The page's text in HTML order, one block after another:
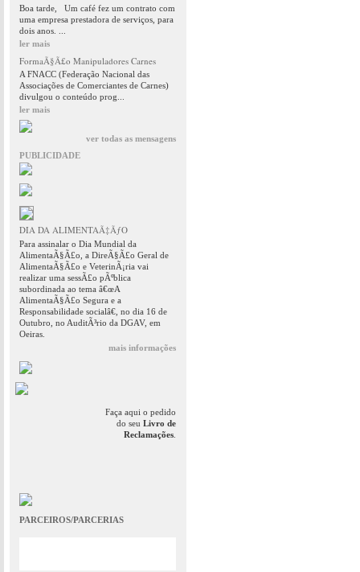
Boa tarde, Um café fez um contrato com
uma empresa prestadora de serviços, para
dois anos. ...
ler mais
FormaÃ§Ã£o Manipuladores Carnes
A FNACC (Federação Nacional das
Associações de Comerciantes de Carnes)
divulgou o conteúdo prog...
ler mais
ver todas as mensagens
PUBLICIDADE
DIA DA ALIMENTAÃ‡ÃƒO
Para assinalar o Dia Mundial da
AlimentaÃ§Ã£o, a DireÃ§Ã£o Geral de
AlimentaÃ§Ã£o e VeterinÃ¡ria vai
realizar uma sessÃ£o pÃºblica
subordinada ao tema â€œA
AlimentaÃ§Ã£o Segura e a
Responsabilidade socialâ€, no dia 16 de
Outubro, no AuditÃ³rio da DGAV, em
Oeiras.
mais informações
Faça aqui o pedido
do seu Livro de
Reclamações
PARCEIROS/PARCERIAS